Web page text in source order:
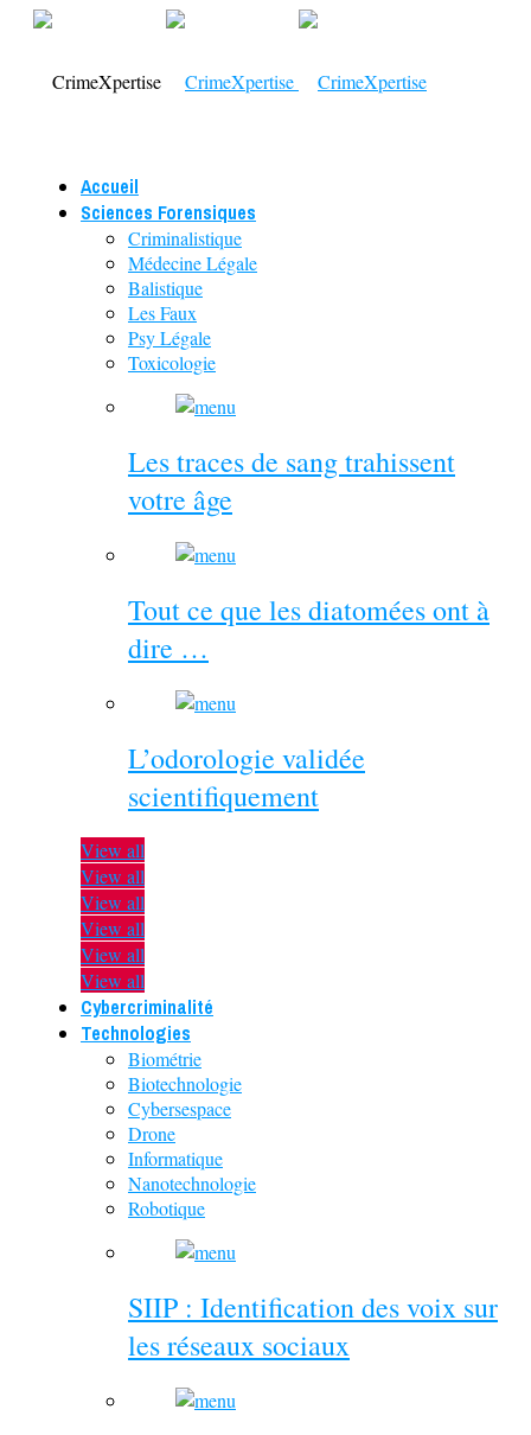
Accueil
Sciences Forensiques
Criminalistique
Médecine Légale
Balistique
Les Faux
Psy Légale
Toxicologie
Les traces de sang trahissent
votre âge
Tout ce que les diatomées ont à
dire …
L’odorologie validée
scientifiquement
View all
View all
View all
View all
View all
View all
Cybercriminalité
Technologies
Biométrie
Biotechnologie
Cybersespace
Drone
Informatique
Nanotechnologie
Robotique
SIIP : Identification des voix sur
les réseaux sociaux